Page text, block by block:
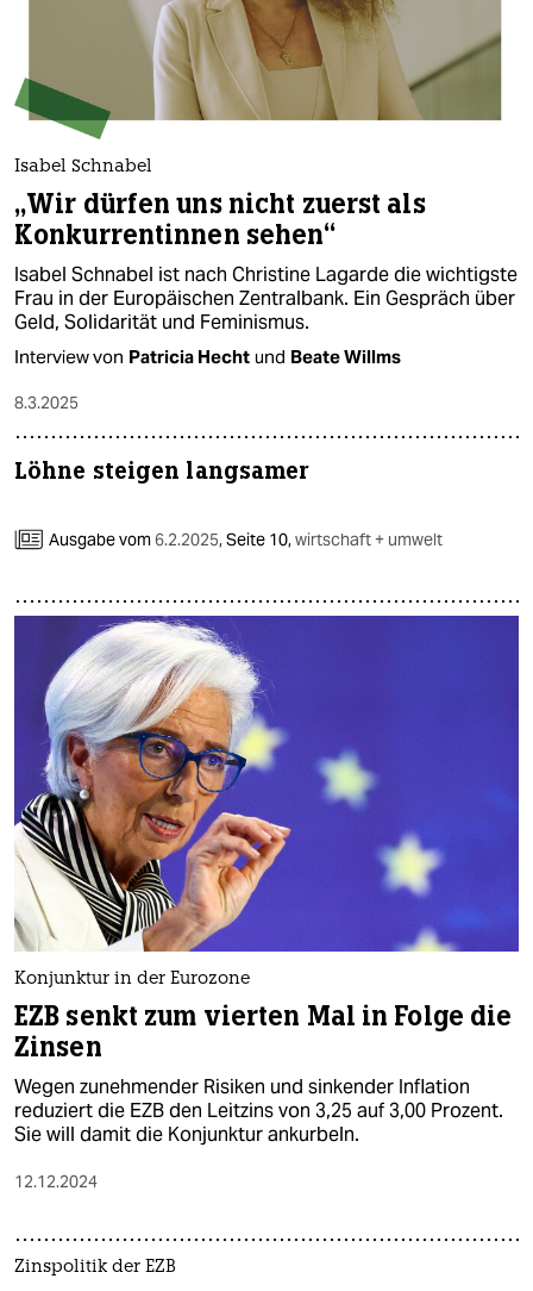
Isabel Schnabel
„Wir dürfen uns nicht zuerst als
Konkurrentinnen sehen“
Isabel Schnabel ist nach Christine Lagarde die wichtigste
Frau in der Europäischen Zentralbank. Ein Gespräch über
Geld, Solidarität und Feminismus.
Interview von Patricia Hecht und Beate Willms
8.3.2025
Löhne steigen langsamer
Ausgabe vom6.2.2025,Seite 10,wirtschaft + umwelt
Konjunktur in der Eurozone
EZB senkt zum vierten Mal in Folge die
Zinsen
Wegen zunehmender Risiken und sinkender Inflation
reduziert die EZB den Leitzins von 3,25 auf 3,00 Prozent.
Sie will damit die Konjunktur ankurbeln.
12.12.2024
Zinspolitik der EZB